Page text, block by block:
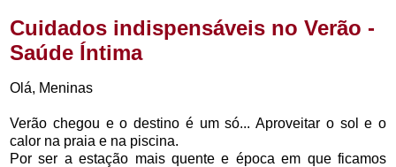
Cuidados indispensáveis no Verão -
Saúde Íntima
Olá, Meninas
Verão chegou e o destino é um só... Aproveitar o sol e o
calor na praia e na piscina.
Por ser a estação mais quente e época em que ficamos